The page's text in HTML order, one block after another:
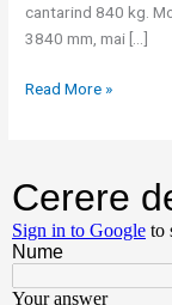
cantarind 840 kg.
3840 mm, mai […]
Read More »